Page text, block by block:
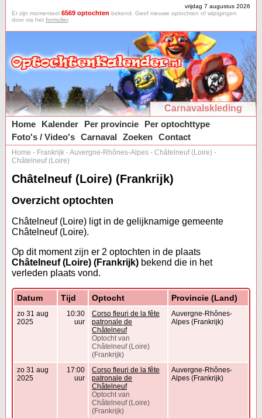
vrijdag 7 augustus 2026
Er zijn momenteel 6569 optochten bekend. Geef nieuwe optochten of wijzigingen
door via het formulier.
Carnavalskleding
Home
Kalender Per provincie
Per optochttype
Foto's / Video's Carnaval Zoeken Contact
Home - Frankrijk -Auvergne-Rhônes-Alpes - Châtelneuf (Loire) -
Châtelneuf (Loire)
Châtelneuf (Loire) (Frankrijk)
Overzicht optochten
Châtelneuf (Loire) ligt in de gelijknamige gemeente
Châtelneuf (Loire).
Op dit moment zijn er 2 optochten in de plaats
Châtelneuf (Loire) (Frankrijk) bekend die in het
verleden plaats vond.
Datum Tijd Optocht Provincie (Land)
zo 31 aug
2025
10:30
uur
Corso fleuri de la fête
patronale de
Châtelneuf
Optocht van
Châtelneuf (Loire)
(Frankrijk)
Auvergne-Rhônes-
Alpes (Frankrijk)
zo 31 aug
2025
17:00
uur
Corso fleuri de la fête
patronale de
Châtelneuf
Optocht van
Châtelneuf (Loire)
(Frankrijk)
Auvergne-Rhônes-
Alpes (Frankrijk)